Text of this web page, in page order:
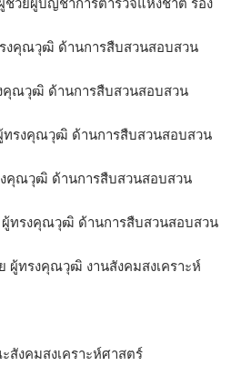
งคุณวุฒิ ด้านการสืบสวนสอบสวน
คุณวุฒิ ด้านการสืบสวนสอบสวน
ทรงคุณวุฒิ ด้านการสืบสวนสอบสวน
คุณวุฒิ ด้านการสืบสวนสอบสวน
ทรงคุณวุฒิ ด้านการสืบสวนสอบสวน
ผู้ทรงคุณวุฒิ งานสังคมสงเคราะห์
งคมสงเคราะห์ศาสตร์